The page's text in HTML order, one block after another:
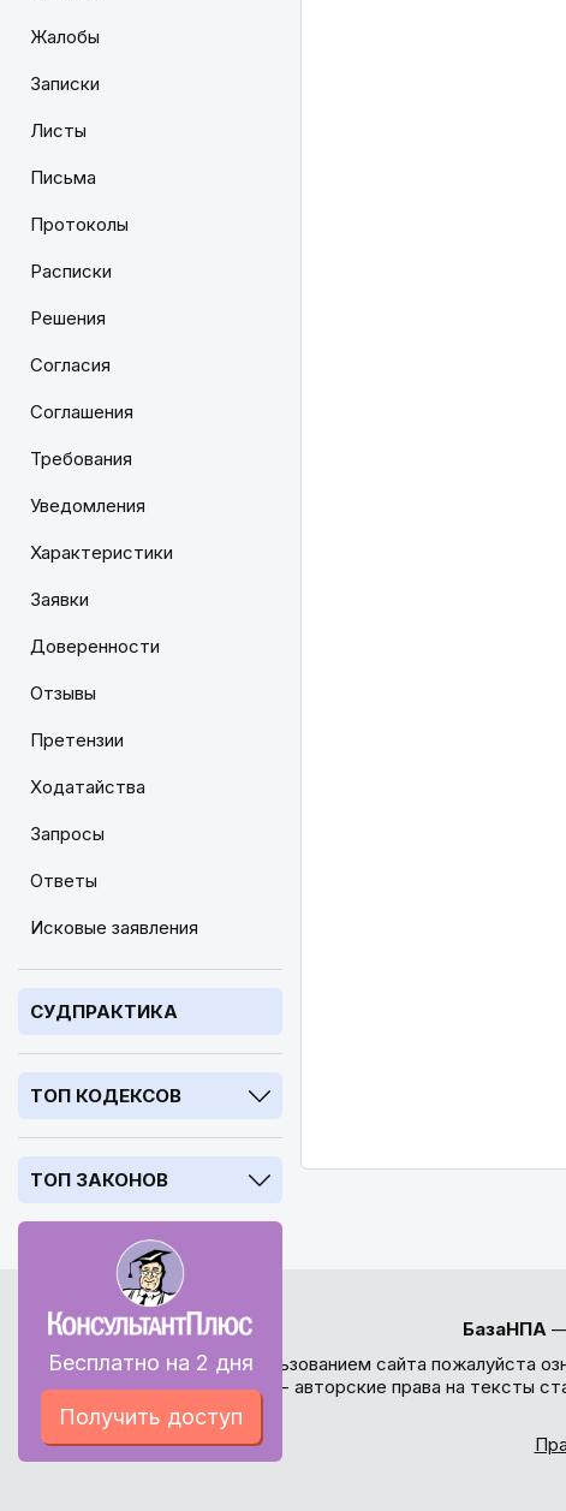
Жалобы
Записки
Листы
Письма
Протоколы
Расписки
Решения
Согласия
Соглашения
Требования
Уведомления
Характеристики
Заявки
Доверенности
Отзывы
Претензии
Ходатайства
Запросы
Ответы
Исковые заявления
СУДПРАКТИКА
ТОП КОДЕКСОВ
ТОП ЗАКОНОВ
Бесплатно на 2 дня
Получить доступ
БазаНПА—
Перед использованием сайта пожалуйста
внимание - авторские права на тексты